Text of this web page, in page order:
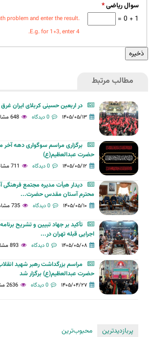
سوال ریاضی*
1 + 0 =
problem and enter the result.
E.g. for 1+3, enter 4.
مطالب مرتبط
در اربعین حسینی کربلای ایران
۱۴۰۵/۰۵/۱۳ 0 دیدگاه 648 مشاهده
برگزاری مراسم سوگواری دهه آخر
حضرت عبدالعظیم(ع)
۱۴۰۵/۰۵/۱۲ 0 دیدگاه 711 مشاهده
دیدار هیأت مدیره مجتمع
محترم آستان مقدس حضرت...
۱۴۰۵/۰۵/۱۰ 0 دیدگاه 735 مشاهده
تأکید بر جهاد تبیین و تشریح
اجرایی قبله تهران در...
۱۴۰۵/۰۵/۰۸ 0 دیدگاه 893 مشاهده
مراسم بزرگداشت رهبر شهید
حضرت عبدالعظیم(ع) برگزار شد
۱۴۰۵/۰۴/۲۷ 0 دیدگاه 2636 مشاهده
پربازدیدترین
محبوب‌ترین